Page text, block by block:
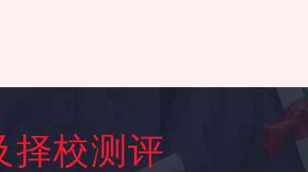
择校测评